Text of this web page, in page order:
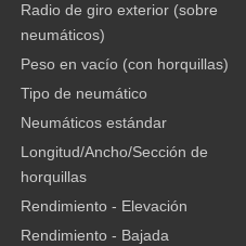
Radio de giro exterior (sobre
neumáticos)
Peso en vacío (con horquillas)
Tipo de neumático
Neumáticos estándar
Longitud/Ancho/Sección de
horquillas
Rendimiento - Elevación
Rendimiento - Bajada